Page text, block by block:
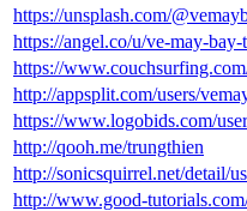
https://unsplash.com/
https://angel.co/u/ve-may-
https://
http://appsplit.com/users/
https://www.logobids.com/
http://qooh.me/trungthien
http://sonicsquirrel.net/detail/
http://www.good-